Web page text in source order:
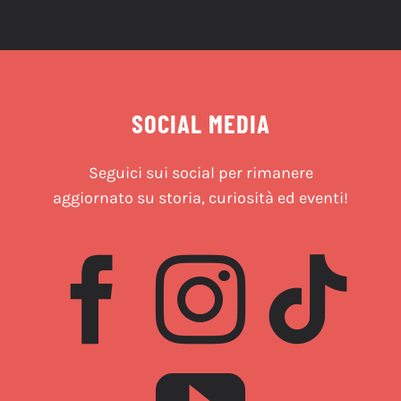
SOCIAL MEDIA
Seguici sui social per rimanere
aggiornato su storia, curiosità ed eventi!